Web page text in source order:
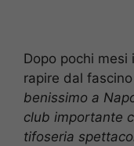
Dopo pochi
rapire dal
benissimo a
club importante
tifoseria